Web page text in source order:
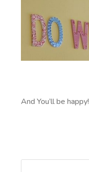
And You’ll be happy!